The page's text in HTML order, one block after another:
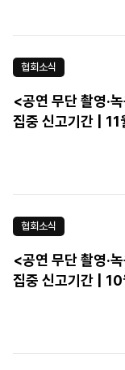
협회소식
<공연 무단 촬영·
집중 신고기간 | 11
협회소식
<공연 무단 촬영·
집중 신고기간 |